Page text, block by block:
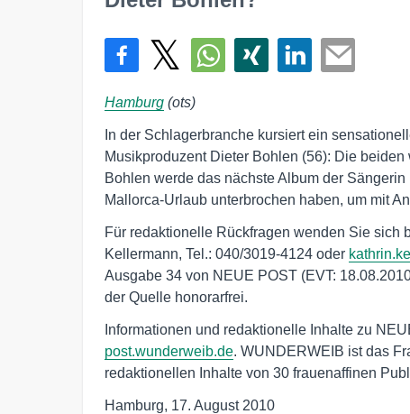
Hamburg (ots)
In der Schlagerbranche kursiert ein
Musikproduzent Dieter Bohlen (56): Die
Bohlen werde das nächste Album der
Mallorca-Urlaub unterbrochen haben, um mit
Für redaktionelle Rückfragen wenden Sie sich
Kellermann, Tel.: 040/3019-4124 oder
Ausgabe 34 von NEUE POST (EVT:
der Quelle honorarfrei.
Informationen und redaktionelle Inhalte zu
post.wunderweib.de. WUNDERWEIB ist das
redaktionellen Inhalte von 30 frauenaffinen
Hamburg, 17. August 2010